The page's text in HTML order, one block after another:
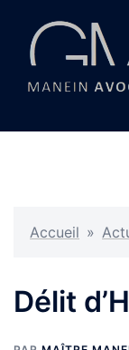
contenu
Accueil »
Délit